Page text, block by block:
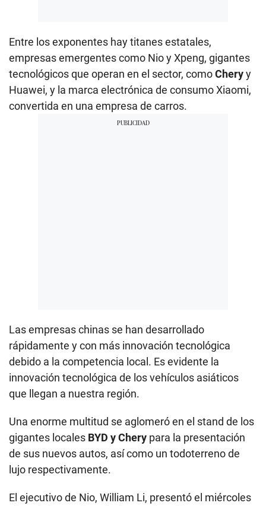
Entre los exponentes hay titanes estatales,
empresas emergentes como Nio y Xpeng, gigantes
tecnológicos que operan en el sector, comoCheryy
Huawei, y la marca electrónica de consumo Xiaomi,
convertida en una empresa de carros.
Las empresas chinas se han desarrollado
rápidamente y con más innovación tecnológica
debido a la competencia local. Es evidente la
innovación tecnológica de los vehículos asiáticos
que llegan a nuestra región.
Una enorme multitud se aglomeró en el stand de los
gigantes locales BYD y Chery para la presentación
de sus nuevos autos, así como un todoterreno de
lujo respectivamente.
El ejecutivo de Nio, William Li, presentó el miércoles